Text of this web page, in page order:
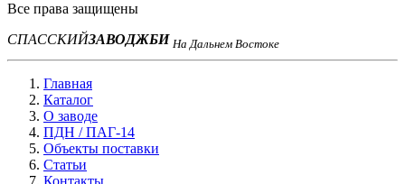
Все права защищены
СПАССКИЙЗАВОДЖБИ На Дальнем Востоке
Главная
Каталог
О заводе
ПДН / ПАГ-14
Объекты поставки
Статьи
Контакты